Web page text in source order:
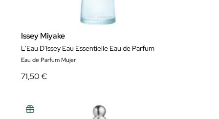
Issey Miyake
L'Eau D'Issey Eau Essentielle Eau de Parfum
Eau de Parfum Mujer
71,50 €